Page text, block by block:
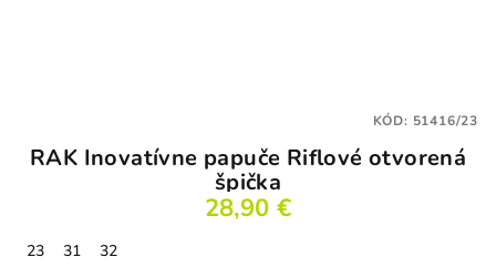
RAK Inovatívne papuče Riflové otvorená
špička
28,90 €
23 31
32
KÓD: 51416/23